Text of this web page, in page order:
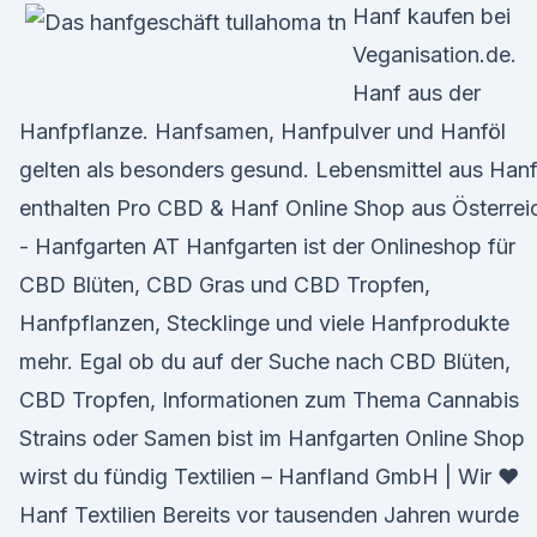
Hanf kaufen bei
Veganisation.de.
Hanf aus der
Hanfpflanze. Hanfsamen, Hanfpulver und Hanföl
gelten als besonders gesund. Lebensmittel aus Hanf
enthalten Pro CBD & Hanf Online Shop aus
- Hanfgarten AT Hanfgarten ist der Onlineshop für
CBD Blüten, CBD Gras und CBD Tropfen,
Hanfpflanzen, Stecklinge und viele Hanfprodukte
mehr. Egal ob du auf der Suche nach CBD Blüten,
CBD Tropfen, Informationen zum Thema Cannabis
Strains oder Samen bist im Hanfgarten Online Shop
wirst du fündig Textilien – Hanfland GmbH | Wir ♥
Hanf Textilien Bereits vor tausenden Jahren wurde